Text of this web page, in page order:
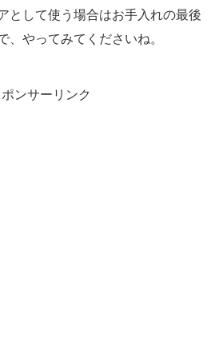
として使う場合はお手入れの最後
、やってみてくださいね。
ポンサーリンク